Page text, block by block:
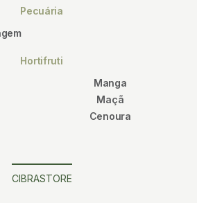
Pecuária
Hortifruti
Manga
Maçã
Cenoura
CIBRASTORE